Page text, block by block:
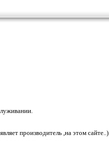
производитель ,на этом сайте..)